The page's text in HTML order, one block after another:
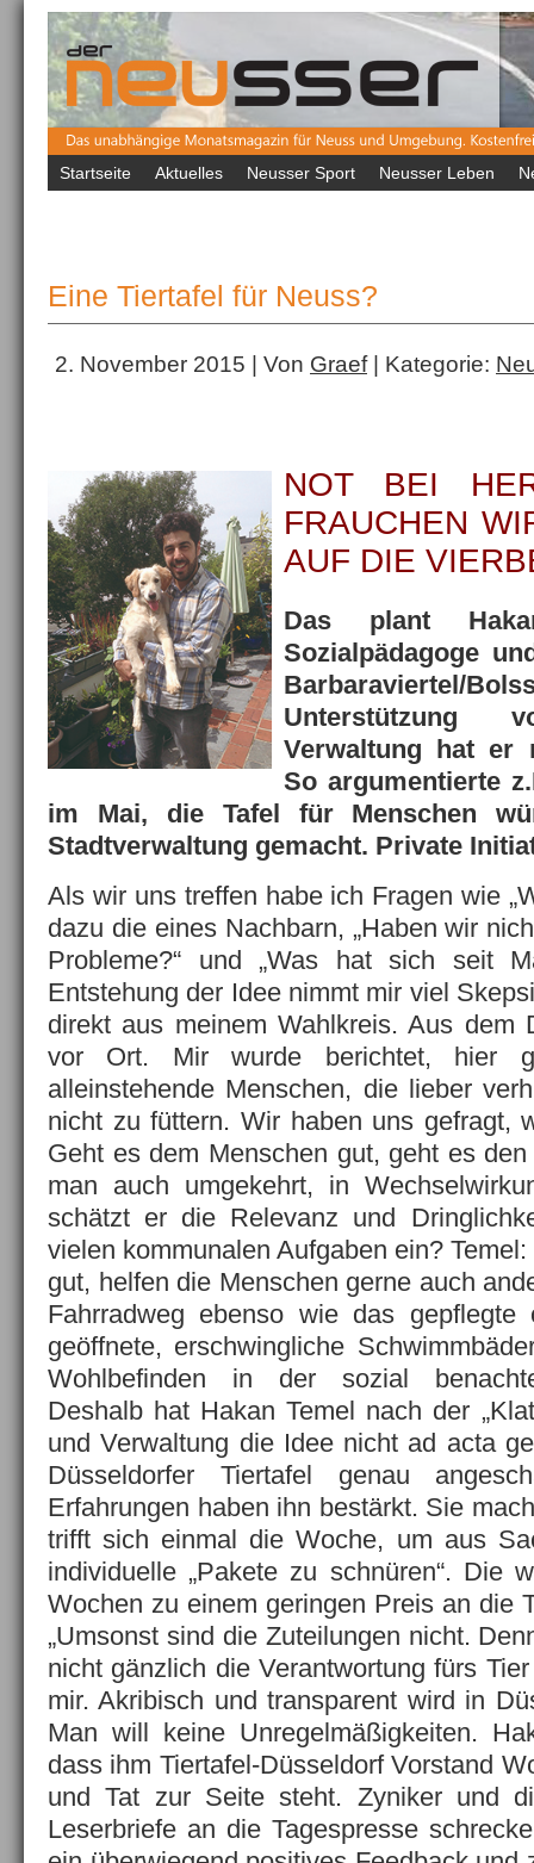
Startseite Aktuelles Neusser Sport Neusser Leben
Eine Tiertafel für Neuss?
2. November 2015 | Von Graef| Kategorie:
NOT BEI
FRAUCHEN
AUF DIE
Das plant
Sozialpädagoge
Barbaraviertel/
Verwaltung hat er
So argumentierte
im Mai, die Tafel für Menschen
Stadtverwaltung gemacht. Private
Als wir uns treffen habe ich Fragen wie
dazu die eines Nachbarn, „Haben wir
Probleme?“ und „Was hat sich seit
Entstehung der Idee nimmt mir viel
direkt aus meinem Wahlkreis. Aus dem
vor Ort. Mir wurde berichtet, hier
alleinstehende Menschen, die lieber
nicht zu füttern. Wir haben uns gefragt,
Geht es dem Menschen gut, geht es
man auch umgekehrt, in
schätzt er die Relevanz und
vielen kommunalen Aufgaben ein?
gut, helfen die Menschen gerne auch
Fahrradweg ebenso wie das gepflegte
geöffnete, erschwingliche
Wohlbefinden in der sozial
Deshalb hat Hakan Temel nach der
und Verwaltung die Idee nicht ad acta
Düsseldorfer Tiertafel genau
Erfahrungen haben ihn bestärkt. Sie
trifft sich einmal die Woche, um aus
individuelle „Pakete zu schnüren“. Die
Wochen zu einem geringen Preis an die
„Umsonst sind die Zuteilungen nicht.
nicht gänzlich die Verantwortung fürs
mir. Akribisch und transparent wird in
Man will keine Unregelmäßigkeiten.
dass ihm Tiertafel-Düsseldorf Vorstand
und Tat zur Seite steht. Zyniker und
Leserbriefe an die Tagespresse